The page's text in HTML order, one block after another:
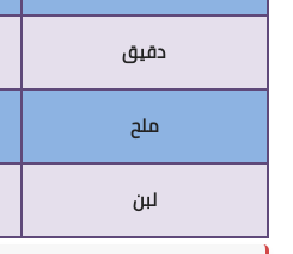
دقيق
ملح
لبن